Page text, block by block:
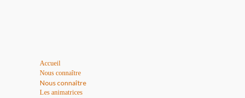
Accueil
Nous connaître
Nous connaître
Les animatrices